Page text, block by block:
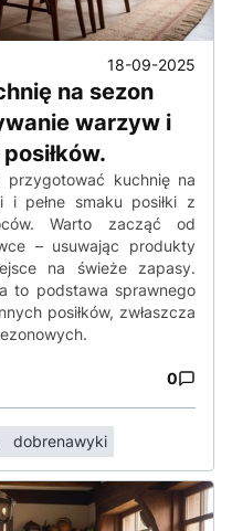
18-09-2025
na sezon
warzyw i
kuchnię na
i pełne smaku posiłki z
Warto zacząć od
– usuwając produkty
na świeże zapasy.
to podstawa sprawnego
posiłków, zwłaszcza
0
dobrenawyki